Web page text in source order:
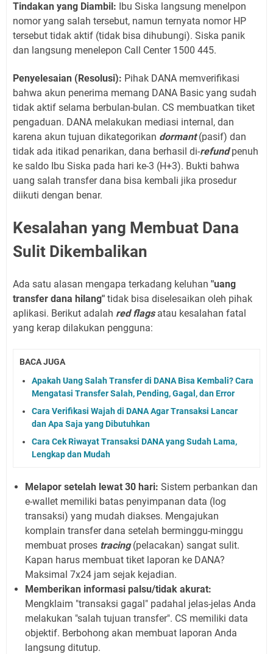
Tindakan yang Diambil: Ibu Siska langsung menelpon
nomor yang salah tersebut, namun ternyata nomor HP
tersebut tidak aktif (tidak bisa dihubungi). Siska panik
dan langsung menelepon Call Center 1500 445.
Penyelesaian (Resolusi): Pihak DANA memverifikasi
bahwa akun penerima memang DANA Basic yang sudah
tidak aktif selama berbulan-bulan. CS membuatkan tiket
pengaduan. DANA melakukan mediasi internal, dan
karena akun tujuan dikategorikan dormant(pasif) dan
tidak ada itikad penarikan, dana berhasil di-refundpenuh
ke saldo Ibu Siska pada hari ke-3 (H+3). Bukti bahwa
uang salah transfer dana bisa kembali jika prosedur
diikuti dengan benar.
Kesalahan yang Membuat Dana
Sulit Dikembalikan
Ada satu alasan mengapa terkadang keluhan "uang
transfer dana hilang" tidak bisa diselesaikan oleh pihak
aplikasi. Berikut adalah red flagsatau kesalahan fatal
yang kerap dilakukan pengguna:
BACA JUGA
Apakah Uang Salah Transfer di DANA Bisa Kembali? Cara
Mengatasi Transfer Salah, Pending, Gagal, dan Error
Cara Verifikasi Wajah di DANA Agar Transaksi Lancar
dan Apa Saja yang Dibutuhkan
Cara Cek Riwayat Transaksi DANA yang Sudah Lama,
Lengkap dan Mudah
Melapor setelah lewat 30 hari: Sistem perbankan dan
e-wallet memiliki batas penyimpanan data (log
transaksi) yang mudah diakses. Mengajukan
komplain transfer dana setelah berminggu-minggu
membuat proses tracing(pelacakan) sangat sulit.
Kapan harus membuat tiket laporan ke DANA?
Maksimal 7x24 jam sejak kejadian.
Memberikan informasi palsu/tidak akurat:
Mengklaim "transaksi gagal" padahal jelas-jelas Anda
melakukan "salah tujuan transfer". CS memiliki data
objektif. Berbohong akan membuat laporan Anda
langsung ditutup.